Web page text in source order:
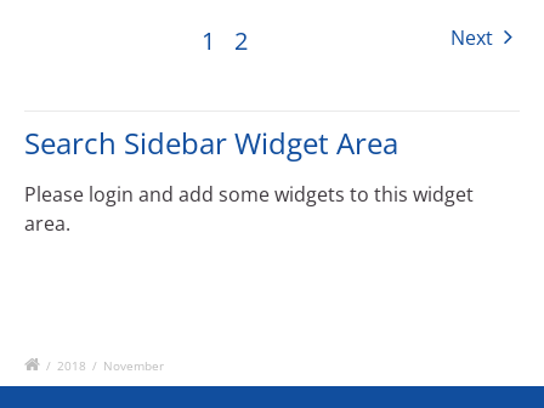
1 2 Next
Search Sidebar Widget Area
Please login and add some widgets to this widget
area.
/ 2018 / November